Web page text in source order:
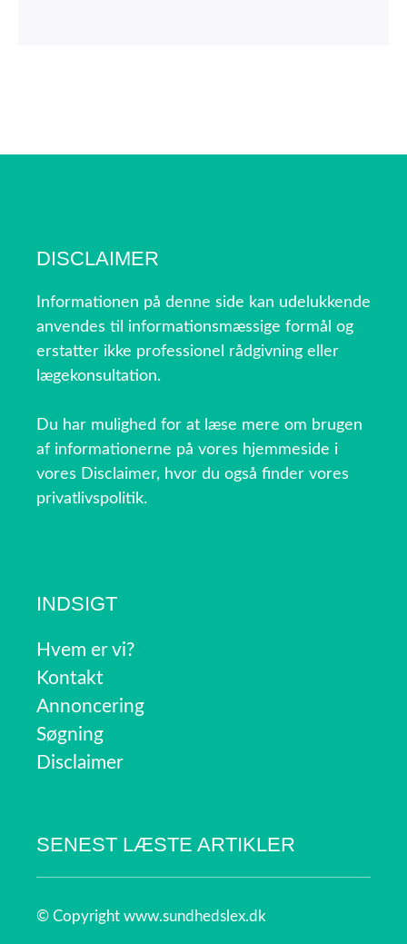
DISCLAIMER
Informationen på denne side kan udelukkende
anvendes til informationsmæssige formål og
erstatter ikke professionel rådgivning eller
lægekonsultation.
Du har mulighed for at læse mere om brugen
af informationerne på vores hjemmeside i
vores Disclaimer, hvor du også finder vores
privatlivspolitik.
INDSIGT
Hvem er vi?
Kontakt
Annoncering
Søgning
Disclaimer
SENEST LÆSTE ARTIKLER
© Copyright www.sundhedslex.dk